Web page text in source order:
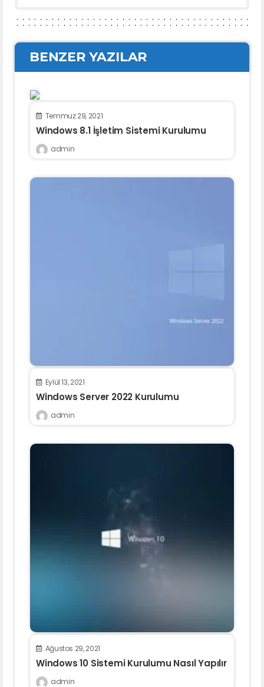
BENZER YAZILAR
Temmuz 29, 2021
Windows 8.1 İşletim Sistemi Kurulumu
admin
Eylül 13, 2021
Windows Server 2022 Kurulumu
admin
Ağustos 29, 2021
Windows 10 Sistemi Kurulumu Nasıl Yapılır
admin